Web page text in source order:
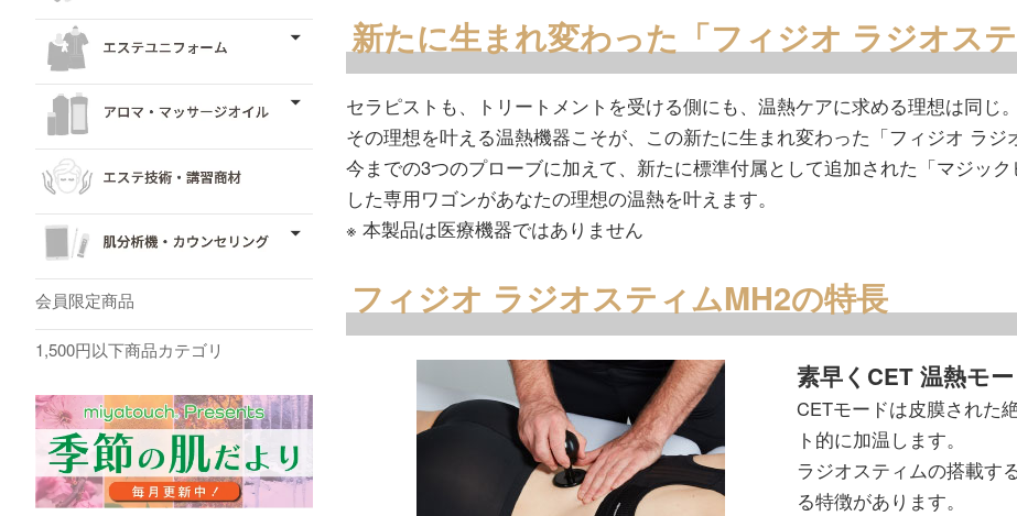
新たに生まれ変わった「フィジオ ラジオステ
セラピストも、トリートメントを受ける側にも、温熱ケアに求める理想は同じ。
その理想を叶える温熱機器こそが、この新たに生まれ変わった「フィジオ ラジ
今までの3つのプローブに加えて、新たに標準付属として追加された「マジッ
した専用ワゴンがあなたの理想の温熱を叶えます。
※ 本製品は医療機器ではありません
フィジオ ラジオスティムMH2の特長
素早くCET 温熱モ
CETモードは皮膜された
ト的に加温します。
ラジオスティムの搭載す
る特徴があります。
会員限定商品
1,500円以下商品カテゴリ